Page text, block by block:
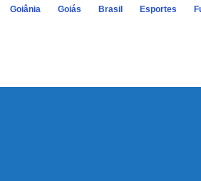
Goiânia Goiás Brasil Esportes